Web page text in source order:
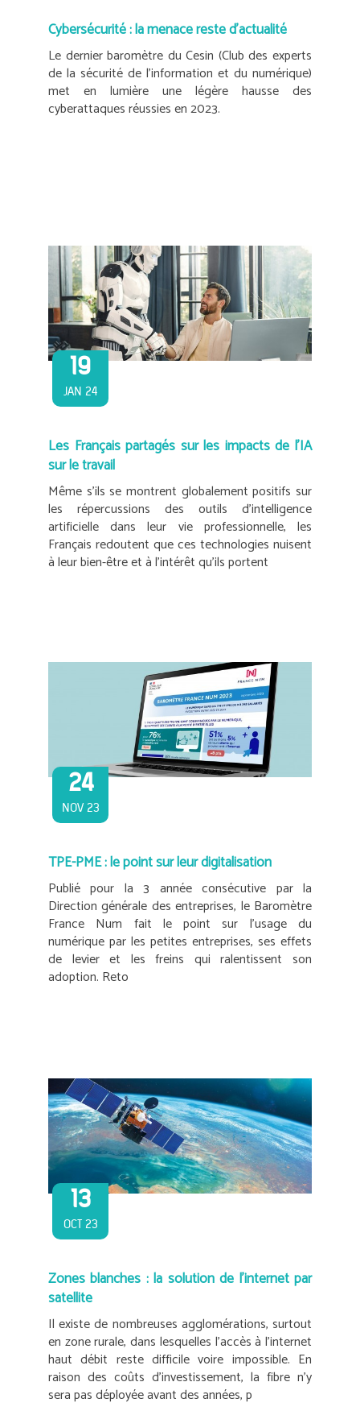
Cybersécurité : la menace reste d’actualité
Le dernier baromètre du Cesin (Club des experts
de la sécurité de l’information et du numérique)
met en lumière une légère hausse des
cyberattaques réussies en 2023.
19
JAN 24
Les Français partagés sur les impacts de l’IA
sur le travail
Même s’ils se montrent globalement positifs sur
les répercussions des outils d’intelligence
artificielle dans leur vie professionnelle, les
Français redoutent que ces technologies nuisent
à leur bien-être et à l’intérêt qu’ils portent
24
NOV 23
TPE-PME : le point sur leur digitalisation
Publié pour la 3 année consécutive par la
Direction générale des entreprises, le Baromètre
France Num fait le point sur l’usage du
numérique par les petites entreprises, ses effets
de levier et les freins qui ralentissent son
adoption. Reto
13
OCT 23
Zones blanches : la solution de l’internet par
satellite
Il existe de nombreuses agglomérations, surtout
en zone rurale, dans lesquelles l’accès à l’internet
haut débit reste difficile voire impossible. En
raison des coûts d’investissement, la fibre n’y
sera pas déployée avant des années, p